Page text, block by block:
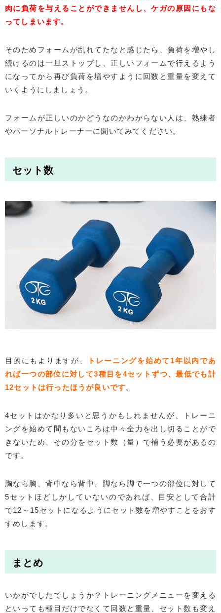
肉に負荷を与えることができませんし、ケガの原因にもな
ってしまいます。
そのためフォームが乱れてたなと感じたら、負荷を増やし
続けるのは一旦ストップし、正しいフォームで行えるよう
になってから再び負荷を増やすように回数と重量を変えて
いくようにしましょう。
フォームが正しいのかどうなのかわからない人は、熟練者
やパーソナルトレーナーに聞いてみてください。
セット数
目的にもよりますが、
トレーニングを始めて1年以内であ
れば一つの部位に対して3種目を4セットずつ、最低でも計
12セットは行ったほうが良いです。
4セットはかなり多いと思うかもしれませんが、トレーニ
ングを始めて間もないころは中々全力を出し切ることがで
きないため、その分をセット数（量）で補う必要があるの
です。
胸なら胸、背中なら背中、脚なら脚で一つの部位に対して
5セットほどしかしていないのであれば、目安として合計
で12～15セットになるようにセット数を増やすことをおす
すめします。
まとめ
いかがでしたでしょうか？トレーニングメニューを変える
といっても種目だけでなくて回数と重量、セット数も変え